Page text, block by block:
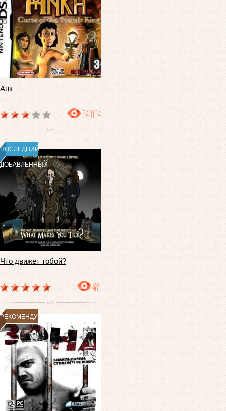
Анк
341054
ПОСЛЕДНИЙ
ДОБАВЛЕННЫЙ
Что движет тобой?
486
РЕКОМЕНДУЕМ